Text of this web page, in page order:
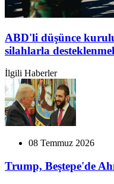
ABD'li düşünce
silahlarla
İlgili Haberler
08 Temmuz 2026
Trump, Beştepe'de